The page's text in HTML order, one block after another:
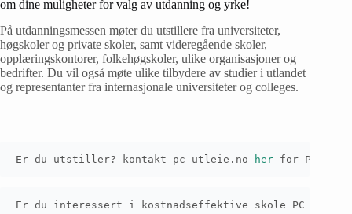
om dine muligheter for valg av utdanning og yrke!
På utdanningsmessen møter du utstillere fra universiteter,
høgskoler og private skoler, samt videregående skoler,
opplæringskontorer, folkehøgskoler, ulike organisasjoner og
bedrifter. Du vil også møte ulike tilbydere av studier i utlandet
og representanter fra internasjonale universiteter og colleges.
Er du utstiller? kontakt pc-utleie.no her for PC,
Er du interessert i kostnadseffektive skole PC